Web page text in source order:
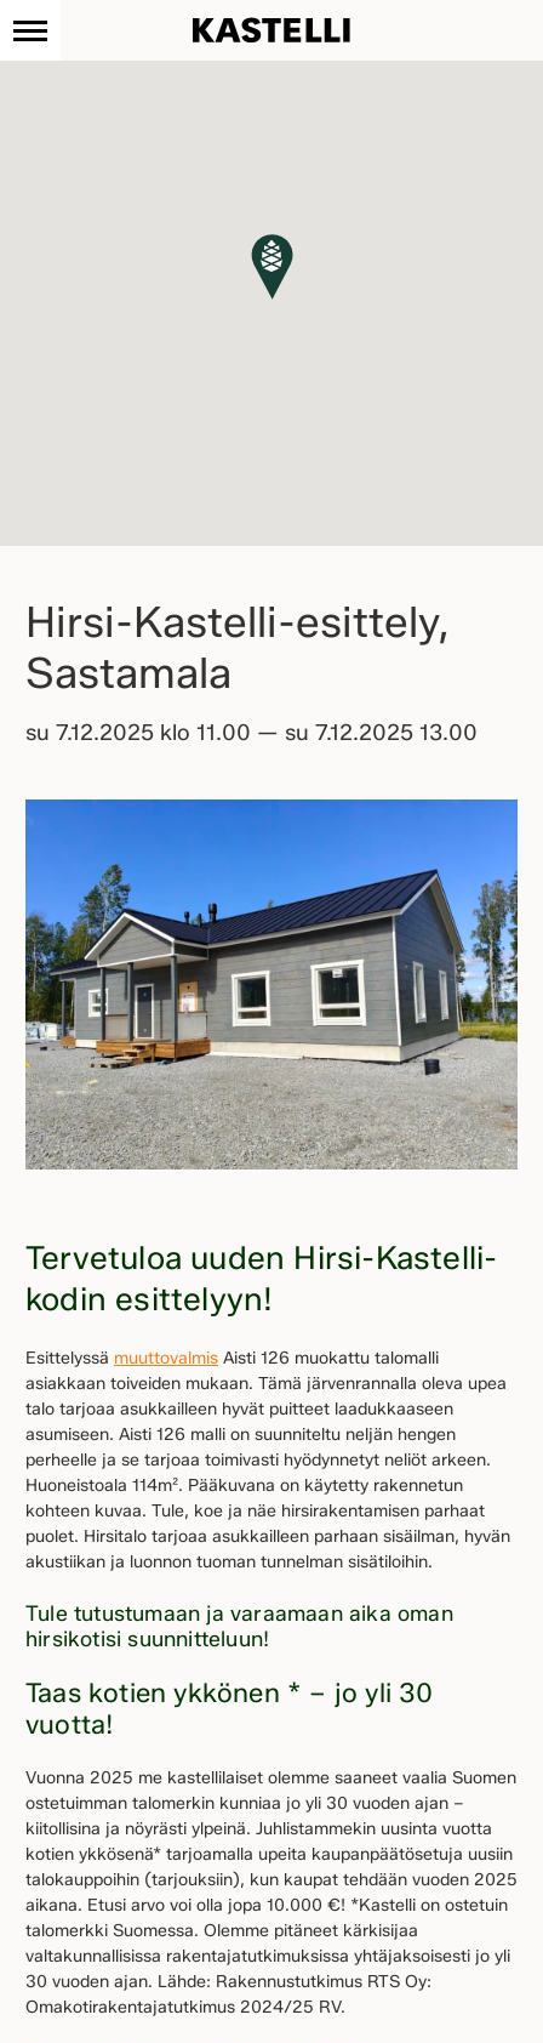
Kastelli
Hirsi-Kastelli-esittely,
Sastamala
su 7.12.2025 klo 11.00 — su 7.12.2025 13.00
Tervetuloa uuden Hirsi-Kastelli-
kodin esittelyyn!
Esittelyssä muuttovalmis Aisti 126 muokattu talomalli
asiakkaan toiveiden mukaan. Tämä järvenrannalla oleva upea
talo tarjoaa asukkailleen hyvät puitteet laadukkaaseen
asumiseen. Aisti 126 malli on suunniteltu neljän hengen
perheelle ja se tarjoaa toimivasti hyödynnetyt neliöt arkeen.
Huoneistoala 114m². Pääkuvana on käytetty rakennetun
kohteen kuvaa. Tule, koe ja näe hirsirakentamisen parhaat
puolet. Hirsitalo tarjoaa asukkailleen parhaan sisäilman, hyvän
akustiikan ja luonnon tuoman tunnelman sisätiloihin.
Tule tutustumaan ja varaamaan aika oman
hirsikotisi suunnitteluun!
Taas kotien ykkönen * – jo yli 30
vuotta!
Vuonna 2025 me kastellilaiset olemme saaneet vaalia Suomen
ostetuimman talomerkin kunniaa jo yli 30 vuoden ajan –
kiitollisina ja nöyrästi ylpeinä. Juhlistammekin uusinta vuotta
kotien ykkösenä* tarjoamalla upeita kaupanpäätösetuja uusiin
talokauppoihin (tarjouksiin), kun kaupat tehdään vuoden 2025
aikana. Etusi arvo voi olla jopa 10.000 €! *Kastelli on ostetuin
talomerkki Suomessa. Olemme pitäneet kärkisijaa
valtakunnallisissa rakentajatutkimuksissa yhtäjaksoisesti jo yli
30 vuoden ajan. Lähde: Rakennustutkimus RTS Oy:
Omakotirakentajatutkimus 2024/25 RV.